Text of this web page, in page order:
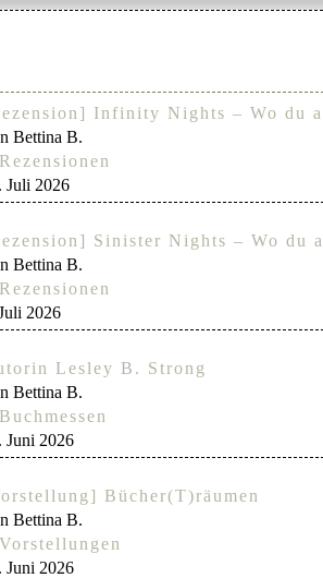
Infinity Nights – Wo du
Bettina B.
Rezensionen
Juli 2026
Sinister Nights – Wo du
Bettina B.
Rezensionen
2026
Lesley B. Strong
Bettina B.
Buchmessen
Juni 2026
Bücher(T)räumen
Bettina B.
Vorstellungen
Juni 2026